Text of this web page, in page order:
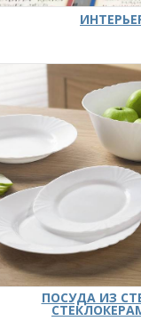
ПОСУДА ИЗ